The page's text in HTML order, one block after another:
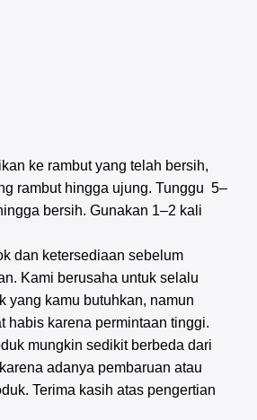
ke rambut yang telah bersih,
rambut hingga ujung. Tunggu 5–
bersih. Gunakan 1–2 kali
dan ketersediaan sebelum
Kami berusaha untuk selalu
yang kamu butuhkan, namun
habis karena permintaan tinggi.
mungkin sedikit berbeda dari
adanya pembaruan atau
Terima kasih atas pengertian